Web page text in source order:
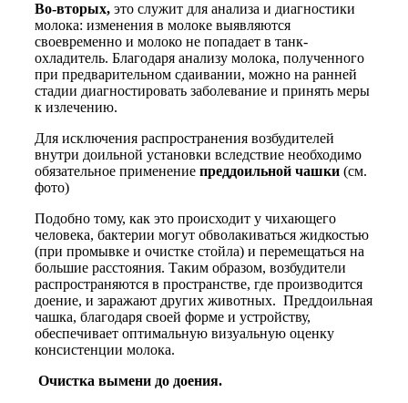
Во-вторых, это служит для анализа и диагностики
молока: изменения в молоке выявляются
своевременно и молоко не попадает в танк-
охладитель. Благодаря анализу молока, полученного
при предварительном сдаивании, можно на ранней
стадии диагностировать заболевание и принять меры
к излечению.
Для исключения распространения возбудителей
внутри доильной установки вследствие необходимо
обязательное применение преддоильной чашки (см.
фото)
Подобно тому, как это происходит у чихающего
человека, бактерии могут обволакиваться жидкостью
(при промывке и очистке стойла) и перемещаться на
большие расстояния. Таким образом, возбудители
распространяются в пространстве, где производится
доение, и заражают других животных. Преддоильная
чашка, благодаря своей форме и устройству,
обеспечивает оптимальную визуальную оценку
консистенции молока.
Очистка вымени до доения.